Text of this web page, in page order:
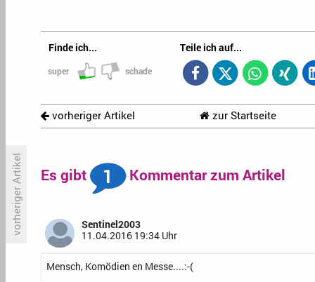
Finde ich...
super schade
Teile ich auf...
vorheriger Artikel zur Startseite
vorheriger Artikel
Angebot»
Es gibt 1 Kommentar zum Artikel
Sentinel2003
11.04.2016 19:34 Uhr
Mensch, Komödien en Messe....:-(